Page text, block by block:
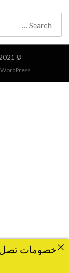
© Copyright 2021 –
WordPress